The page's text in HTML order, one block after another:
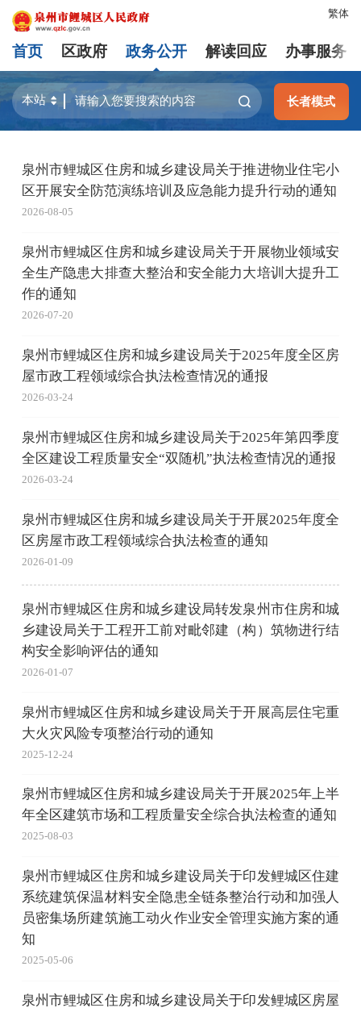
繁体
首页 区政府 政务公开 解读回应 办事服务
长者模式
泉州市鲤城区住房和城乡建设局关于推进物业住宅小
区开展安全防范演练培训及应急能力提升行动的通知
2026-08-05
泉州市鲤城区住房和城乡建设局关于开展物业领域安
全生产隐患大排查大整治和安全能力大培训大提升工
作的通知
2026-07-20
泉州市鲤城区住房和城乡建设局关于2025年度全区房
屋市政工程领域综合执法检查情况的通报
2026-03-24
泉州市鲤城区住房和城乡建设局关于2025年第四季度
全区建设工程质量安全“双随机”执法检查情况的通报
2026-03-24
泉州市鲤城区住房和城乡建设局关于开展2025年度全
区房屋市政工程领域综合执法检查的通知
2026-01-09
泉州市鲤城区住房和城乡建设局转发泉州市住房和城
乡建设局关于工程开工前对毗邻建（构）筑物进行结
构安全影响评估的通知
2026-01-07
泉州市鲤城区住房和城乡建设局关于开展高层住宅重
大火灾风险专项整治行动的通知
2025-12-24
泉州市鲤城区住房和城乡建设局关于开展2025年上半
年全区建筑市场和工程质量安全综合执法检查的通知
2025-08-03
泉州市鲤城区住房和城乡建设局关于印发鲤城区住建
系统建筑保温材料安全隐患全链条整治行动和加强人
员密集场所建筑施工动火作业安全管理实施方案的通
知
2025-05-06
泉州市鲤城区住房和城乡建设局关于印发鲤城区房屋